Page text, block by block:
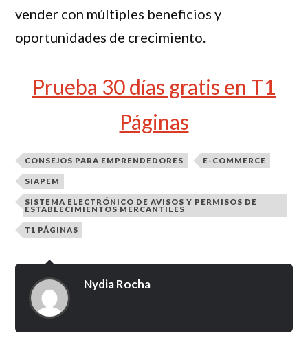
vender con múltiples beneficios y
oportunidades de crecimiento.
Prueba 30 días gratis en T1
Páginas
CONSEJOS PARA EMPRENDEDORES E-COMMERCE
SIAPEM
SISTEMA ELECTRÓNICO DE AVISOS Y PERMISOS DE
ESTABLECIMIENTOS MERCANTILES
T1 PÁGINAS
Nydia Rocha